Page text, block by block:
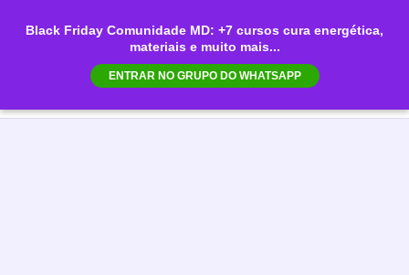
Black Friday Comunidade MD: +7 cursos cura energética,
materiais e muito mais...
ENTRAR NO GRUPO DO WHATSAPP
para